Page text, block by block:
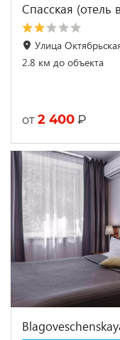
Спасская (отель
Улица
2.8 км до объекта
от 2 400 ₽